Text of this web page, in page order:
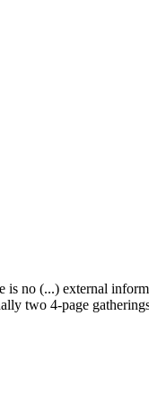
no (...) external
two 4-page